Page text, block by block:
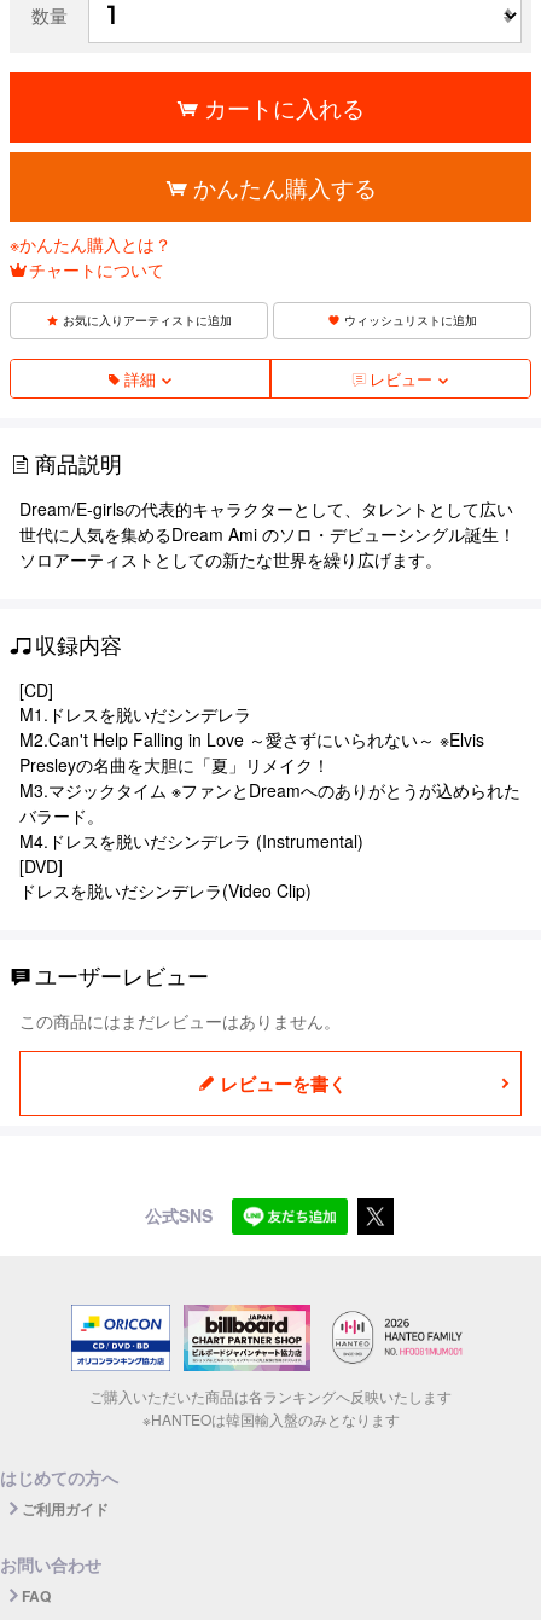
数量
カートに入れる
かんたん購入する
※かんたん購入とは？
チャートについて
お気に入りアーティストに追加 ウィッシュリストに追加
詳細 レビュー
商品説明
Dream/E-girlsの代表的キャラクターとして、タレントとして広い
世代に人気を集めるDream Ami のソロ・デビューシングル誕生！
ソロアーティストとしての新たな世界を繰り広げます。
収録内容
[CD]
M1.ドレスを脱いだシンデレラ
M2.Can't Help Falling in Love ～愛さずにいられない～ ※Elvis
Presleyの名曲を大胆に「夏」リメイク！
M3.マジックタイム ※ファンとDreamへのありがとうが込められた
バラード。
M4.ドレスを脱いだシンデレラ (Instrumental)
[DVD]
ドレスを脱いだシンデレラ(Video Clip)
ユーザーレビュー
この商品にはまだレビューはありません。
レビューを書く
公式SNS
ご購入いただいた商品は各ランキングへ反映いたします
※HANTEOは韓国輸入盤のみとなります
はじめての方へ
ご利用ガイド
お問い合わせ
FAQ